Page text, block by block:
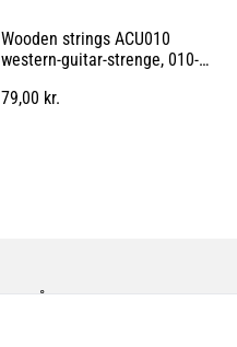
Wooden strings ACU010
western-guitar-strenge, 010-
79,00 kr.
Åbningstider